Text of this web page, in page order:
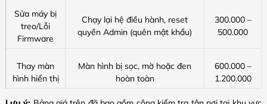
Sửa máy bị
treo/Lỗi
Firmware
Chạy lại hệ điều hành, reset
quyền Admin (quên mật khẩu)
300.000 –
500.000
Thay màn
hình hiển thị
Màn hình bị sọc, mờ hoặc đen
hoàn toàn
600.000 –
1.200.000